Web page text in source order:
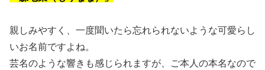
親しみやすく、一度聞いたら忘れられないような可愛らし
いお名前ですよね。
芸名のような響きも感じられますが、ご本人の本名なので